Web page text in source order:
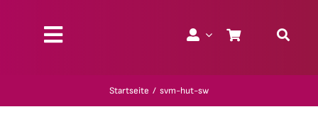
Toggle
Startseite svm-hut-sw